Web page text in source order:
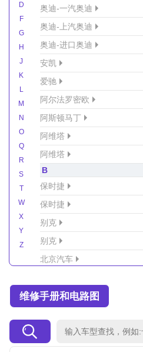
D
F
G
H
J
K
L
M
N
O
Q
R
S
T
W
X
Y
Z
奥迪-一汽奥迪
奥迪-上汽奥迪
奥迪-进口奥迪
安凯
爱驰
阿尔法罗密欧
阿斯顿马丁
阿维塔
阿维塔
B
保时捷
保时捷
别克
别克
北京汽车
北京越野车
北汽制造
维修手册和电路图